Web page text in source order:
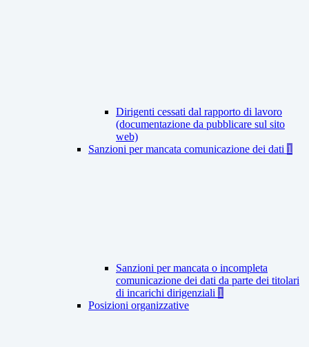
Dirigenti cessati dal rapporto di lavoro
(documentazione da pubblicare sul sito
web)
Sanzioni per mancata comunicazione dei dati 1
Sanzioni per mancata o incompleta
comunicazione dei dati da parte dei titolari
di incarichi dirigenziali 1
Posizioni organizzative